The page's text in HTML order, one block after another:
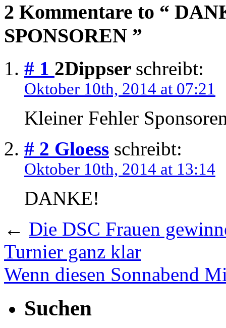
2 Kommentare to “
SPONSOREN ”
# 1 2Dippser schreibt:
Oktober 10th, 2014 at 07:21
Kleiner Fehler
# 2 Gloess schreibt:
Oktober 10th, 2014 at 13:14
DANKE!
← Die DSC Frauen
Turnier ganz klar
Wenn diesen Sonnabend
Suchen